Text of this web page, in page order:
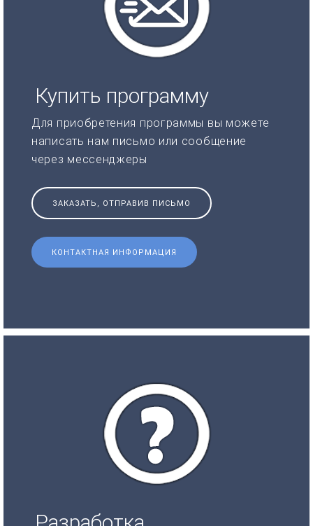
Купить программу
Для приобретения программы вы можете
написать нам письмо или сообщение
через мессенджеры
ЗАКАЗАТЬ, ОТПРАВИВ ПИСЬМО
КОНТАКТНАЯ ИНФОРМАЦИЯ